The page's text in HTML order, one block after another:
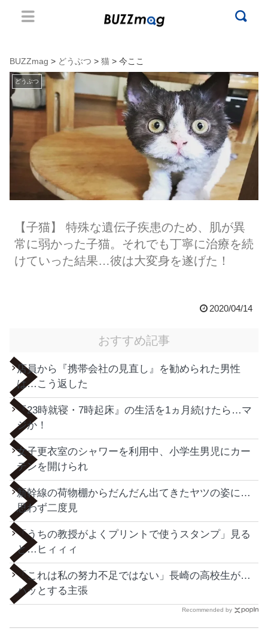
BUZZmag > どうぶつ > 猫 > 今ここ
どうぶつ
【子猫】 特殊な遺伝子疾患のため、肌が異
常に弱かった子猫。それでも丁寧に治療を続
けていった結果…彼は大変身を遂げた！
2020/04/14
おすすめ記事
店員から『携帯会社の見直し』を勧められた男性
は…こう返した
『23時就寝・7時起床』の生活を1ヵ月続けたら…マ
ジか！
女子更衣室のシャワーを利用中、小学生男児にカー
テンを開けられ
新幹線の荷物棚からだんだん出てきたヤツの姿に…
思わず二度見
「うちの教授がよくプリントで使うスタンプ」見る
と…ヒィィィ
「これは私の努力不足ではない」長崎の高校生が…
ハッとする主張
Recommended by